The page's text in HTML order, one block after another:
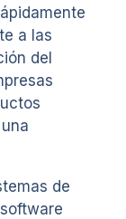
a las
del
de